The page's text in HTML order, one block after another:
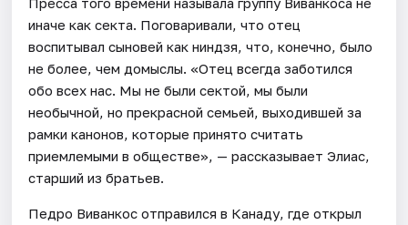
иначе как секта. Поговаривали, что отец
воспитывал сыновей как ниндзя, что, конечно, было
не более, чем домыслы. «Отец всегда заботился
обо всех нас. Мы не были сектой, мы были
необычной, но прекрасной семьей, выходившей за
рамки канонов, которые принято считать
приемлемыми в обществе», — рассказывает Элиас,
старший из братьев.
Педро Виванкос отправился в Канаду, где открыл